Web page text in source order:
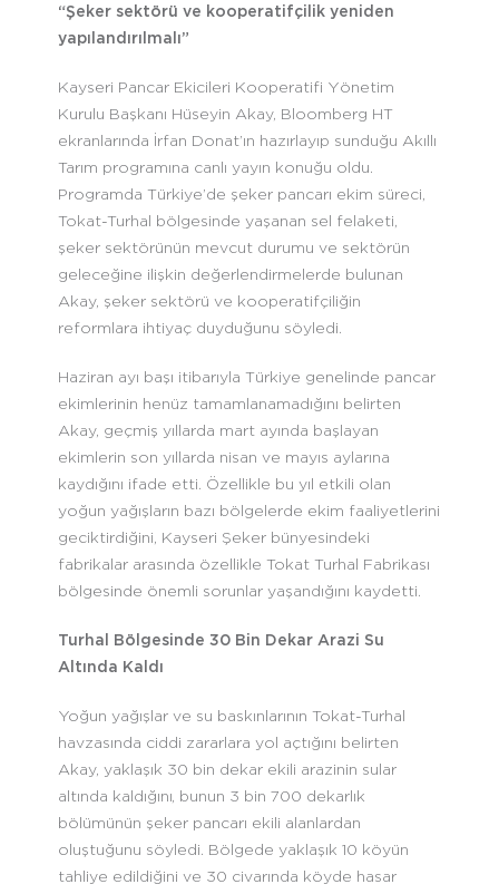
“Şeker sektörü ve kooperatifçilik yeniden
yapılandırılmalı”
Kayseri Pancar Ekicileri Kooperatifi Yönetim
Kurulu Başkanı Hüseyin Akay, Bloomberg HT
ekranlarında İrfan Donat’ın hazırlayıp sunduğu Akıllı
Tarım programına canlı yayın konuğu oldu.
Programda Türkiye’de şeker pancarı ekim süreci,
Tokat-Turhal bölgesinde yaşanan sel felaketi,
şeker sektörünün mevcut durumu ve sektörün
geleceğine ilişkin değerlendirmelerde bulunan
Akay, şeker sektörü ve kooperatifçiliğin
reformlara ihtiyaç duyduğunu söyledi.
Haziran ayı başı itibarıyla Türkiye genelinde pancar
ekimlerinin henüz tamamlanamadığını belirten
Akay, geçmiş yıllarda mart ayında başlayan
ekimlerin son yıllarda nisan ve mayıs aylarına
kaydığını ifade etti. Özellikle bu yıl etkili olan
yoğun yağışların bazı bölgelerde ekim faaliyetlerini
geciktirdiğini, Kayseri Şeker bünyesindeki
fabrikalar arasında özellikle Tokat Turhal Fabrikası
bölgesinde önemli sorunlar yaşandığını kaydetti.
Turhal Bölgesinde 30 Bin Dekar Arazi Su
Altında Kaldı
Yoğun yağışlar ve su baskınlarının Tokat-Turhal
havzasında ciddi zararlara yol açtığını belirten
Akay, yaklaşık 30 bin dekar ekili arazinin sular
altında kaldığını, bunun 3 bin 700 dekarlık
bölümünün şeker pancarı ekili alanlardan
oluştuğunu söyledi. Bölgede yaklaşık 10 köyün
tahliye edildiğini ve 30 civarında köyde hasar